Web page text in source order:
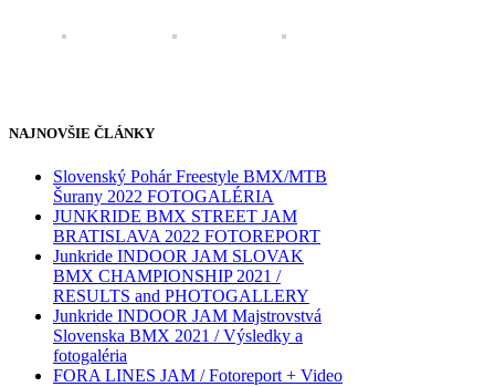
NAJNOVŠIE ČLÁNKY
Slovenský Pohár Freestyle BMX/MTB
Šurany 2022 FOTOGALÉRIA
JUNKRIDE BMX STREET JAM
BRATISLAVA 2022 FOTOREPORT
Junkride INDOOR JAM SLOVAK
BMX CHAMPIONSHIP 2021 /
RESULTS and PHOTOGALLERY
Junkride INDOOR JAM Majstrovstvá
Slovenska BMX 2021 / Výsledky a
fotogaléria
FORA LINES JAM / Fotoreport + Video